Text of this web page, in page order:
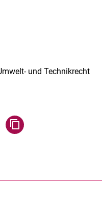
und Technikrecht
WhatsApp teilen (externer
Seite über Facebook teilen